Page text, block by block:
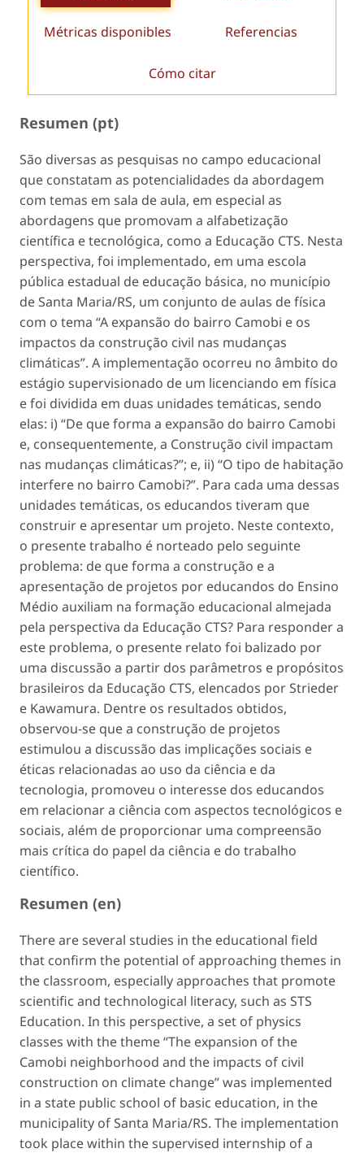
Métricas disponibles Referencias
Cómo citar
Resumen (pt)
São diversas as pesquisas no campo educacional
que constatam as potencialidades da abordagem
com temas em sala de aula, em especial as
abordagens que promovam a alfabetização
científica e tecnológica, como a Educação CTS. Nesta
perspectiva, foi implementado, em uma escola
pública estadual de educação básica, no município
de Santa Maria/RS, um conjunto de aulas de física
com o tema “A expansão do bairro Camobi e os
impactos da construção civil nas mudanças
climáticas”. A implementação ocorreu no âmbito do
estágio supervisionado de um licenciando em física
e foi dividida em duas unidades temáticas, sendo
elas: i) “De que forma a expansão do bairro Camobi
e, consequentemente, a Construção civil impactam
nas mudanças climáticas?”; e, ii) “O tipo de habitação
interfere no bairro Camobi?”. Para cada uma dessas
unidades temáticas, os educandos tiveram que
construir e apresentar um projeto. Neste contexto,
o presente trabalho é norteado pelo seguinte
problema: de que forma a construção e a
apresentação de projetos por educandos do Ensino
Médio auxiliam na formação educacional almejada
pela perspectiva da Educação CTS? Para responder a
este problema, o presente relato foi balizado por
uma discussão a partir dos parâmetros e propósitos
brasileiros da Educação CTS, elencados por Strieder
e Kawamura. Dentre os resultados obtidos,
observou-se que a construção de projetos
estimulou a discussão das implicações sociais e
éticas relacionadas ao uso da ciência e da
tecnologia, promoveu o interesse dos educandos
em relacionar a ciência com aspectos tecnológicos e
sociais, além de proporcionar uma compreensão
mais crítica do papel da ciência e do trabalho
científico.
Resumen (en)
There are several studies in the educational field
that confirm the potential of approaching themes in
the classroom, especially approaches that promote
scientific and technological literacy, such as STS
Education. In this perspective, a set of physics
classes with the theme “The expansion of the
Camobi neighborhood and the impacts of civil
construction on climate change” was implemented
in a state public school of basic education, in the
municipality of Santa Maria/RS. The implementation
took place within the supervised internship of a